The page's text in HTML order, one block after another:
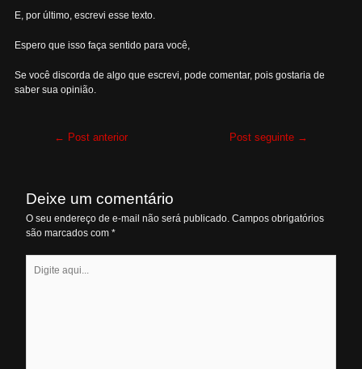
E, por último, escrevi esse texto.
Espero que isso faça sentido para você,
Se você discorda de algo que escrevi, pode comentar, pois gostaria de
saber sua opinião.
Navegação
← Post anterior Post seguinte →
Deixe um comentário
O seu endereço de e-mail não será publicado. Campos obrigatórios
são marcados com *
aqui...